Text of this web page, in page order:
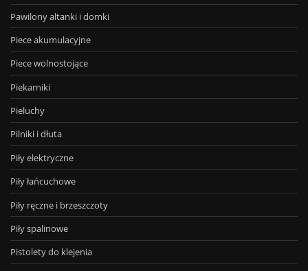
Pawilony altanki i domki
Piece akumulacyjne
Piece wolnostojące
Piekarniki
Pieluchy
Pilniki i dłuta
Piły elektryczne
Piły łańcuchowe
Piły ręczne i brzeszczoty
Piły spalinowe
Pistolety do klejenia